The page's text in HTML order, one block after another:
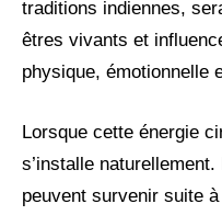
traditions indiennes,
êtres vivants et
physique, émotionnelle
Lorsque cette énergie
s’installe
peuvent survenir suite